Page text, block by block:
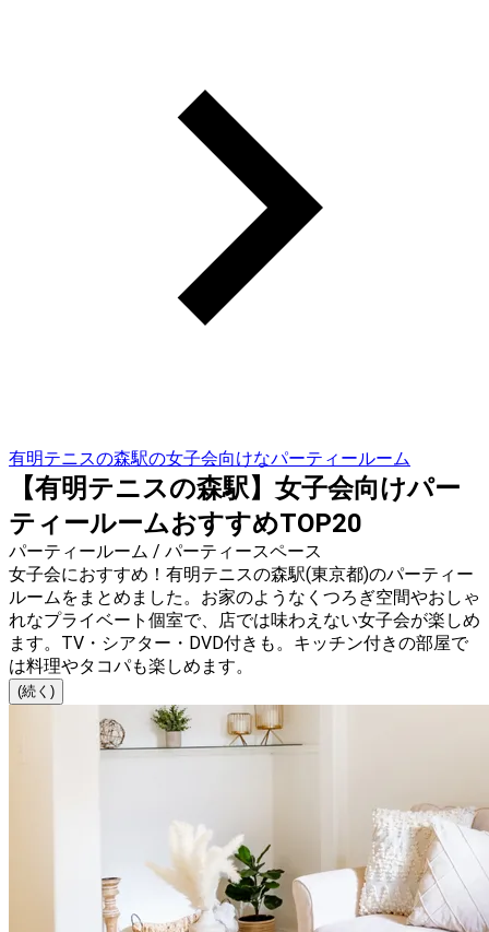
有明テニスの森駅の女子会向けなパーティールーム
【有明テニスの森駅】女子会向けパー
ティールームおすすめTOP20
パーティールーム / パーティースペース
女子会におすすめ！有明テニスの森駅(東京都)のパーティー
ルームをまとめました。お家のようなくつろぎ空間やおしゃ
れなプライベート個室で、店では味わえない女子会が楽しめ
ます。TV・シアター・DVD付きも。キッチン付きの部屋で
は料理やタコパも楽しめます。
(続く)